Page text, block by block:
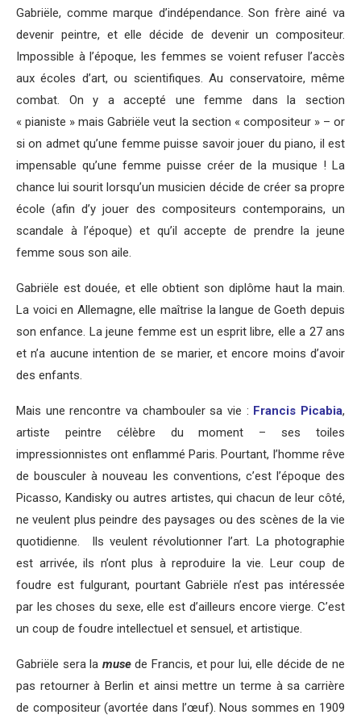
Gabriële, comme marque d’indépendance. Son frère ainé va
devenir peintre, et elle décide de devenir un compositeur.
Impossible à l’époque, les femmes se voient refuser l’accès
aux écoles d’art, ou scientifiques. Au conservatoire, même
combat. On y a accepté une femme dans la section
« pianiste » mais Gabriële veut la section « compositeur » – or
si on admet qu’une femme puisse savoir jouer du piano, il est
impensable qu’une femme puisse créer de la musique ! La
chance lui sourit lorsqu’un musicien décide de créer sa propre
école (afin d’y jouer des compositeurs contemporains, un
scandale à l’époque) et qu’il accepte de prendre la jeune
femme sous son aile.
Gabriële est douée, et elle obtient son diplôme haut la main.
La voici en Allemagne, elle maîtrise la langue de Goeth depuis
son enfance. La jeune femme est un esprit libre, elle a 27 ans
et n’a aucune intention de se marier, et encore moins d’avoir
des enfants.
Mais une rencontre va chambouler sa vie : Francis Picabia,
artiste peintre célèbre du moment – ses toiles
impressionnistes ont enflammé Paris. Pourtant, l’homme rêve
de bousculer à nouveau les conventions, c’est l’époque des
Picasso, Kandisky ou autres artistes, qui chacun de leur côté,
ne veulent plus peindre des paysages ou des scènes de la vie
quotidienne. Ils veulent révolutionner l’art. La photographie
est arrivée, ils n’ont plus à reproduire la vie. Leur coup de
foudre est fulgurant, pourtant Gabriële n’est pas intéressée
par les choses du sexe, elle est d’ailleurs encore vierge. C’est
un coup de foudre intellectuel et sensuel, et artistique.
Gabriële sera la muse de Francis, et pour lui, elle décide de ne
pas retourner à Berlin et ainsi mettre un terme à sa carrière
de compositeur (avortée dans l’œuf). Nous sommes en 1909